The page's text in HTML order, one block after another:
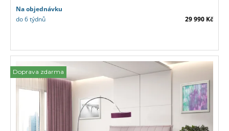
Na objednávku
do 6 týdnů
29 990 Kč
Doprava zdarma